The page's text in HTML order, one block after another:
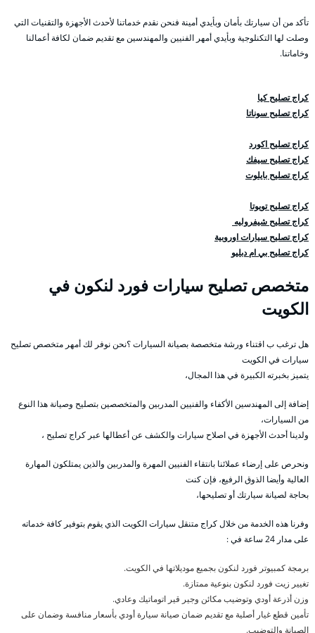
تأكد من أن سيارتك بأمان وبأيدي أمينة فنحن نقدم خدماتنا لأحدث الأجهزة والتقنيات التي
وصلت لها التكنلوجية وبأيدي أمهر الفنيين والمهندسين مع تقديم ضمان لكافة أعمالنا
وخاماتنا.
كراج تصليح كيا
كراج تصليح سوناتا
كراج تصليح اكورد
كراج تصليح سيفك
كراج تصليح بايلوت
كراج تصليح تويوتا
كراج تصليح شيفروليه
كراج تصليح سيارات اوروبية
كراج تصليح بي ام دبليو
متخصص تصليح سيارات فورد لنكون في
الكويت
هل ترغب ب اقتناء ورشة متخصصة بصيانة السيارات ؟نحن نوفر لك أمهر متخصص تصليح
سيارات في الكويت
يتميز بخبرته الكبيرة في هذا المجال،
إضافة إلى المهندسين الأكفاء والفنيين المدربين والمتخصصين بتصليح وصيانة هذا النوع
من السيارات،
ولدينا أحدث الأجهزة في اصلاح سيارات والكشف عن أعطالها عبر كراج تصليح ،
ونحرص على إرضاء عملائنا بانتقاء الفنيين المهرة والمدربين والذين يمتلكون المهارة
العالية وأيضا الذوق الرفيع، فإن كنت
بحاجة لصيانة سيارتك أو تصليحها،
وفرنا هذه الخدمة من خلال كراج متنقل سيارات الكويت الذي يقوم بتوفير كافة خدماته
على مدار 24 ساعة في :
برمجة كمبيوتر فورد لنكون بجميع موديلاتها في الكويت.
تغيير زيت فورد لنكون بنوعية ممتازة.
وزن أذرعة أودي وتوضيب مكائن وجير قير اتوماتيك وعادي.
تأمين قطع غيار أصلية مع تقديم ضمان صيانة سيارة أودي بأسعار منافسة وضمان على
الصيانة والتوضيب.